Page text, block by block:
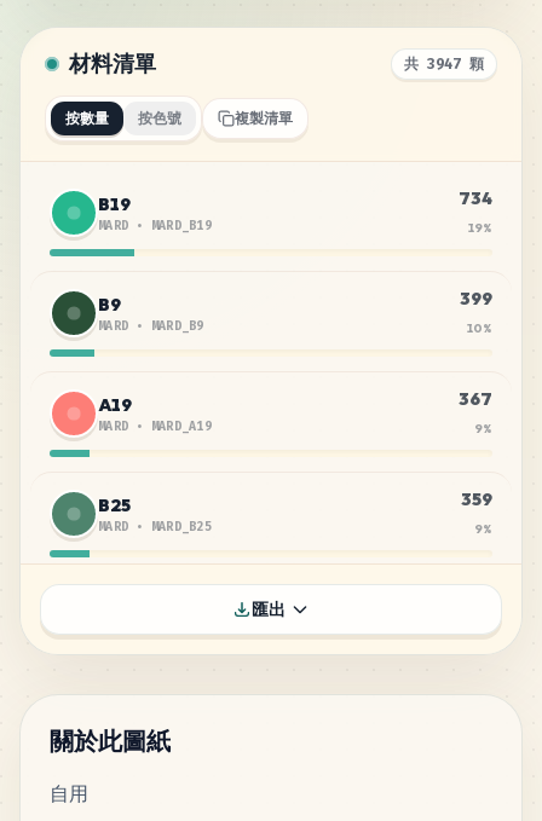
材料清單 共 3947 顆
按數量 按色號 複製清單
B19
MARD • MARD_B19
734
19%
B9
MARD • MARD_B9
399
10%
A19
MARD • MARD_A19
367
9%
B25
MARD • MARD_B25
359
9%
%
MARD• MARD_B8
311
匯出
關於此圖紙
自用